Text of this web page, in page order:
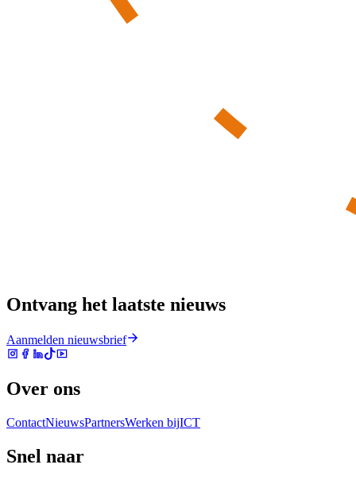
Ontvang het laatste nieuws
Aanmelden nieuwsbrief
Over ons
ContactNieuwsPartnersWerken bijICT
Snel naar